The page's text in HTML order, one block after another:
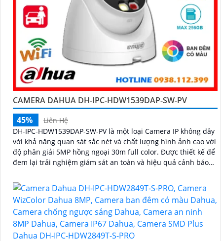
CAMERA DAHUA DH-IPC-HDW1539DAP-SW-PV
45%
Liên Hệ
DH-IPC-HDW1539DAP-SW-PV là một loại Camera IP không dây
với khả năng quan sát sắc nét và chất lượng hình ảnh cao với
độ phân giải 5MP hồng ngoại 30m full color. Được thiết kế để
đem lại trải nghiệm giám sát an toàn và hiệu quả cảnh báo